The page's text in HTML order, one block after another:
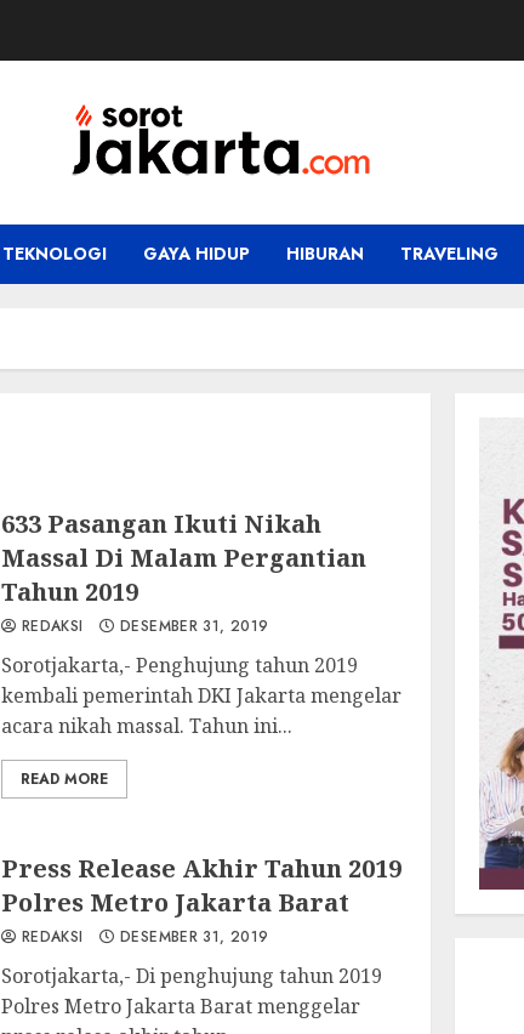
TEKNOLOGI GAYA HIDUP HIBURAN TRAVELING
633 Pasangan Ikuti Nikah
Massal Di Malam Pergantian
Tahun 2019
REDAKSI DESEMBER 31, 2019
Sorotjakarta,- Penghujung tahun 2019
kembali pemerintah DKI Jakarta mengelar
acara nikah massal. Tahun ini...
READ MORE
Press Release Akhir Tahun 2019
Polres Metro Jakarta Barat
REDAKSI DESEMBER 31, 2019
Sorotjakarta,- Di penghujung tahun 2019
Polres Metro Jakarta Barat menggelar